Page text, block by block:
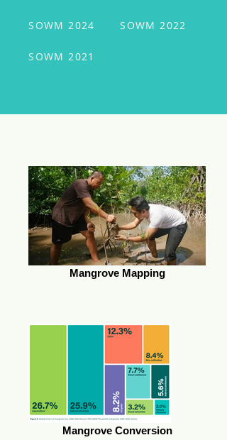
SOWM 2024 SOWM 2022
SOWM 2021
Mangrove Mapping
Mangrove Conversion